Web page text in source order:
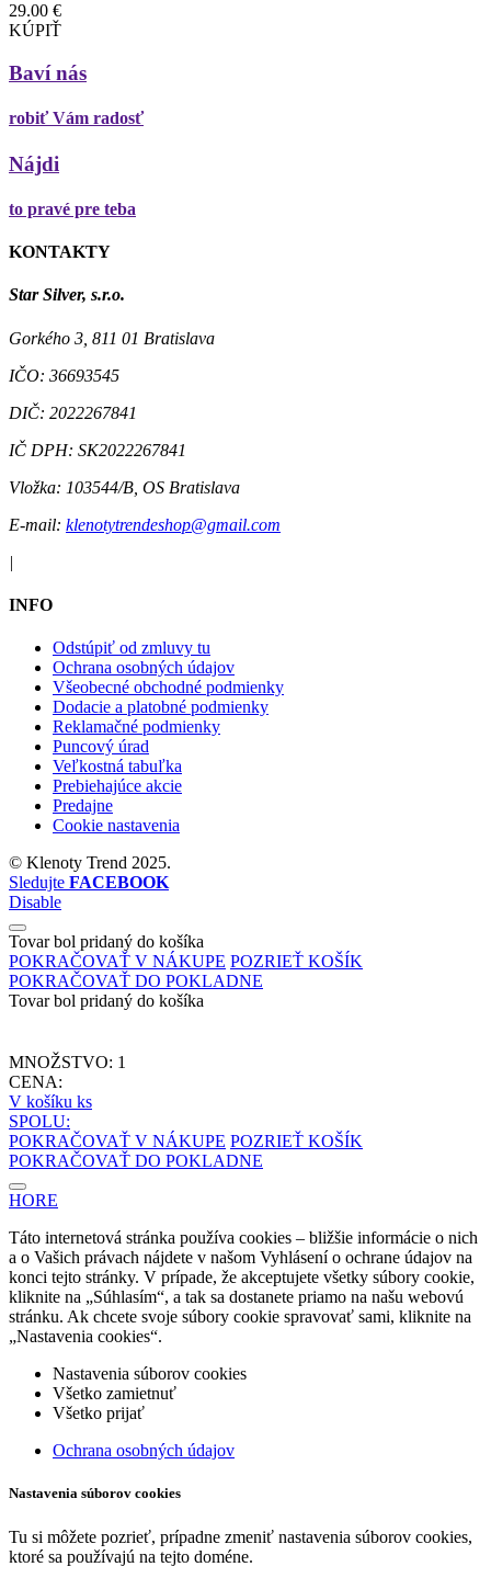
29.00 €
KÚPIŤ
Baví nás
robiť Vám radosť
Nájdi
to pravé pre teba
KONTAKTY
Star Silver, s.r.o.
Gorkého 3, 811 01 Bratislava
IČO: 36693545
DIČ: 2022267841
IČ DPH: SK2022267841
Vložka: 103544/B, OS Bratislava
E-mail: klenotytrendeshop@gmail.com
|
INFO
Odstúpiť od zmluvy tu
Ochrana osobných údajov
Všeobecné obchodné podmienky
Dodacie a platobné podmienky
Reklamačné podmienky
Puncový úrad
Veľkostná tabuľka
Prebiehajúce akcie
Predajne
Cookie nastavenia
© Klenoty Trend 2025.
Sledujte FACEBOOK
Disable
Tovar bol pridaný do košíka
POKRAČOVAŤ V NÁKUPE POZRIEŤ KOŠÍK
POKRAČOVAŤ DO POKLADNE
Tovar bol pridaný do košíka
MNOŽSTVO: 1
CENA:
V košíku ks
SPOLU:
POKRAČOVAŤ V NÁKUPE POZRIEŤ KOŠÍK
POKRAČOVAŤ DO POKLADNE
HORE
Táto internetová stránka používa cookies – bližšie informácie o nich
a o Vašich právach nájdete v našom Vyhlásení o ochrane údajov na
konci tejto stránky. V prípade, že akceptujete všetky súbory cookie,
kliknite na „Súhlasím“, a tak sa dostanete priamo na našu webovú
stránku. Ak chcete svoje súbory cookie spravovať sami, kliknite na
„Nastavenia cookies“.
Nastavenia súborov cookies
Všetko zamietnuť
Všetko prijať
Ochrana osobných údajov
Nastavenia súborov cookies
Tu si môžete pozrieť, prípadne zmeniť nastavenia súborov cookies,
ktoré sa používajú na tejto doméne.